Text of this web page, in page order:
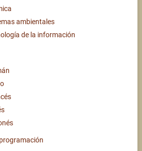
ambientales
de la información